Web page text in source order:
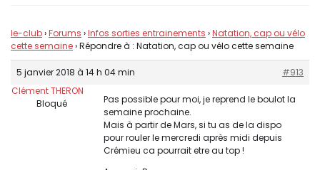
le-club›Forums ›Infos sorties entrainements ›Natation, cap ou vélo
cette semaine›Répondre à : Natation, cap ou vélo cette semaine
5 janvier 2018 à 14 h 04 min
#913
Clément THERON
Bloqué
Pas possible pour moi, je reprend le boulot la
semaine prochaine.
Mais à partir de Mars, si tu as de la dispo
pour rouler le mercredi après midi depuis
Crémieu ca pourrait etre au top !